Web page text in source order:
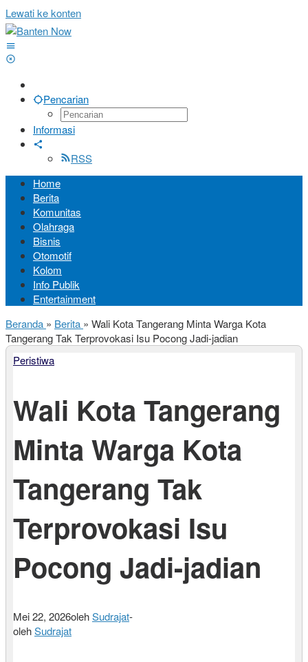
Lewati ke konten
Pencarian
Informasi
RSS
Home
Berita
Komunitas
Olahraga
Bisnis
Otomotif
Kolom
Info Publik
Entertainment
Beranda » Berita » Wali Kota Tangerang Minta Warga Kota
Tangerang Tak Terprovokasi Isu Pocong Jadi-jadian
Peristiwa
Wali Kota Tangerang
Minta Warga Kota
Tangerang Tak
Terprovokasi Isu
Pocong Jadi-jadian
Mei 22, 2026olehSudrajat-
olehSudrajat